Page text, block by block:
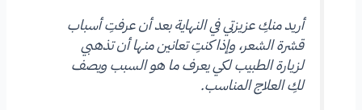
أريد منكِ عزيزتي في النهاية بعد أن عرفتِ أسباب
قشرة الشعر، وإذا كنتِ تعانين منها أن تذهبي
لزيارة الطبيب لكي يعرف ما هو السبب ويصف
لكِ العلاج المناسب.